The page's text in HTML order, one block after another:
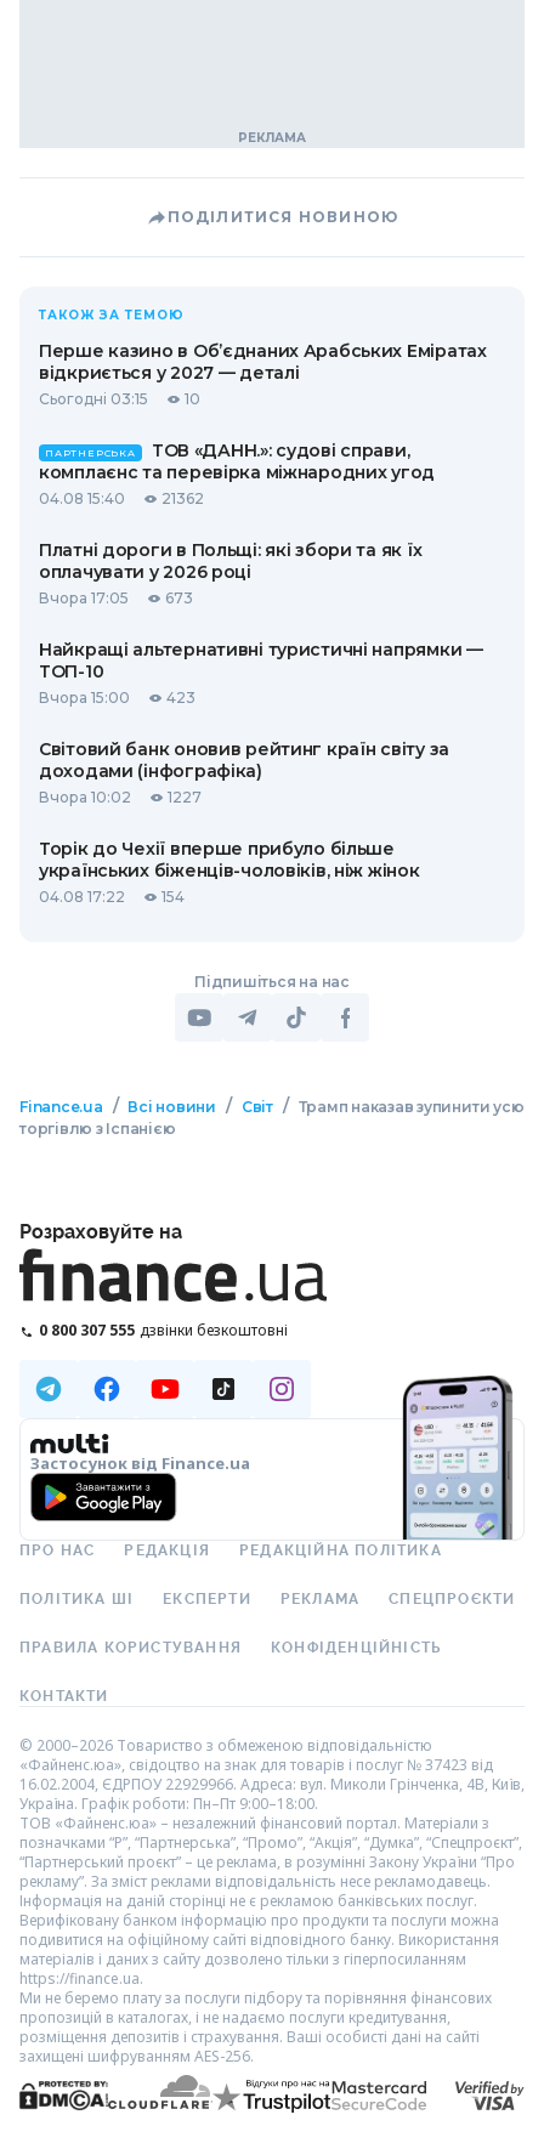
ПОДІЛИТИСЯ НОВИНОЮ
ТАКОЖ ЗА ТЕМОЮ
Перше казино в Об’єднаних Арабських Еміратах
відкриється у 2027 — деталі
Сьогодні 03:15 10
ПАРТНЕРСЬКА
ТОВ «ДАНН.»: судові справи,
комплаєнс та перевірка міжнародних угод
04.08 15:40 21362
Платні дороги в Польщі: які збори та як їх
оплачувати у 2026 році
Вчора 17:05 673
Найкращі альтернативні туристичні напрямки —
ТОП-10
Вчора 15:00 423
Світовий банк оновив рейтинг країн світу за
доходами (інфографіка)
Вчора 10:02 1227
Торік до Чехії вперше прибуло більше
українських біженців-чоловіків, ніж жінок
04.08 17:22 154
Підпишіться на нас
Finance.ua / Всі новини / Світ / Трамп наказав зупинити усю
торгівлю з Іспанією
Розраховуйте на
0 800 307 555 дзвінки безкоштовні
Застосунок від Finance.ua
ПРО НАС РЕДАКЦІЯ РЕДАКЦІЙНА ПОЛІТИКА
ПОЛІТИКА ШІ ЕКСПЕРТИ РЕКЛАМА СПЕЦПРОЄКТИ
ПРАВИЛА КОРИСТУВАННЯ КОНФІДЕНЦІЙНІСТЬ
КОНТАКТИ
© 2000–2026 Товариство з обмеженою відповідальністю
«Файненс.юа», свідоцтво на знак для товарів і послуг № 37423 від
16.02.2004, ЄДРПОУ 22929966. Адреса: вул. Миколи Грінченка, 4В, Київ,
Україна. Графік роботи: Пн–Пт 9:00–18:00.
ТОВ «Файненс.юа» – незалежний фінансовий портал. Матеріали з
позначками “Р”, “Партнерська”, “Промо”, “Акція”, “Думка”, “Спецпроєкт”,
“Партнерський проєкт” – це реклама, в розумінні Закону України “Про
рекламу”. За зміст реклами відповідальність несе рекламодавець.
Інформація на даній сторінці не є рекламою банківських послуг.
Верифіковану банком інформацію про продукти та послуги можна
подивитися на офіційному сайті відповідного банку. Використання
матеріалів і даних з сайту дозволено тільки з гіперпосиланням
https://finance.ua.
Ми не беремо плату за послуги підбору та порівняння фінансових
пропозицій в каталогах, і не надаємо послуги кредитування,
розміщення депозитів і страхування. Ваші особисті дані на сайті
захищені шифруванням AES-256.